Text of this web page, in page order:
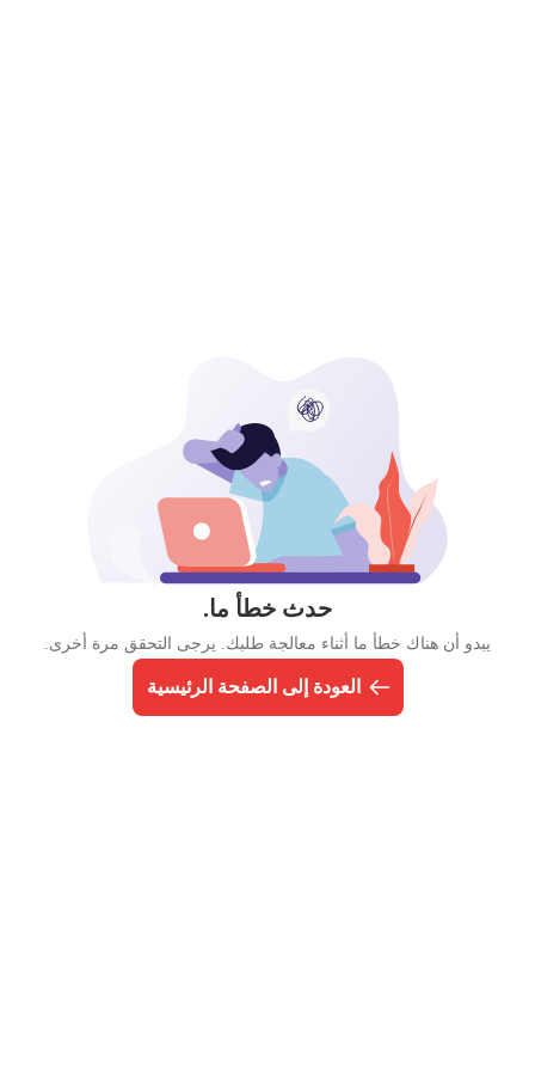
حدث خطأ ما.
يبدو أن هناك خطأ ما أثناء معالجة طلبك. يرجى التحقق مرة أخرى.
العودة إلى الصفحة الرئيسية